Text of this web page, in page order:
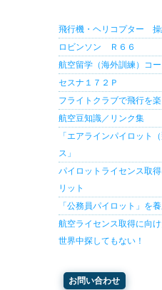
飛行機・ヘリコプター 操
ロビンソン Ｒ６６
航空留学（海外訓練）コー
セスナ１７２Ｐ
フライトクラブで飛行を
航空豆知識／リンク集
「エアラインパイロット
ス」
パイロットライセンス取
リット
「公務員パイロット」を養
航空ライセンス取得に向
世界中探してもない！
お問い合わせ